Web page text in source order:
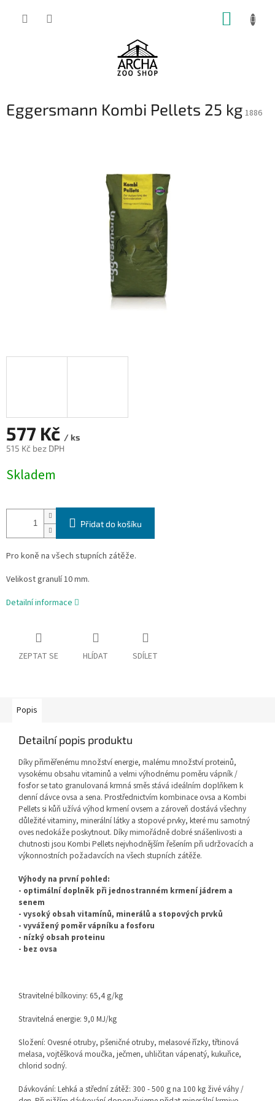
Eggersmann Kombi Pellets 25 kg 1886
577 Kč / ks
515 Kč bez DPH
cena:
Skladem
Přidat do košíku
Pro koně na všech stupních zátěže.
Velikost granulí 10 mm.
Detailní informace
ZEPTAT SE HLÍDAT SDÍLET
Popis
Detailní popis produktu
Díky přiměřenému množství energie, malému množství proteinů,
vysokému obsahu vitaminů a velmi výhodnému poměru vápník /
fosfor se tato granulovaná krmná směs stává ideálním doplňkem k
denní dávce ovsa a sena. Prostřednictvím kombinace ovsa a Kombi
Pellets si kůň užívá výhod krmení ovsem a zároveň dostává všechny
důležité vitaminy, minerální látky a stopové prvky, které mu samotný
oves nedokáže poskytnout. Díky mimořádně dobré snášenlivosti a
chutnosti jsou Kombi Pellets nejvhodnějším řešením při udržovacích a
výkonnostních požadavcích na všech stupních zátěže.
Výhody na první pohled:
- optimální doplněk při jednostranném krmení jádrem a
senem
- vysoký obsah vitamínů, minerálů a stopových prvků
- vyvážený poměr vápníku a fosforu
- nízký obsah proteinu
- bez ovsa
Stravitelné bílkoviny: 65,4 g/kg
Stravitelná energie: 9,0 MJ/kg
Složení: Ovesné otruby, pšeničné otruby, melasové řízky, třtinová
melasa, vojtěšková moučka, ječmen, uhličitan vápenatý, kukuřice,
chlorid sodný.
Dávkování: Lehká a střední zátěž: 300 - 500 g na 100 kg živé váhy /